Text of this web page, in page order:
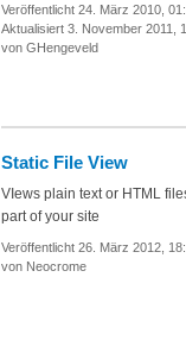
Veröffentlicht 24. März 2010,
Aktualisiert 3. November 2011,
von GHengeveld
Static File View
VIews plain text or HTML
part of your site
Veröffentlicht 26. März 2012,
von Neocrome